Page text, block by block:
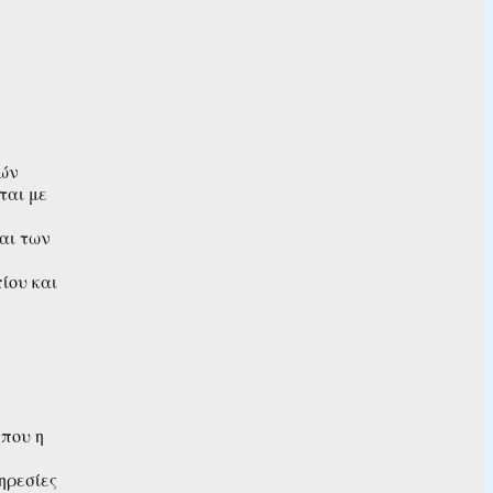
με
των
και
η